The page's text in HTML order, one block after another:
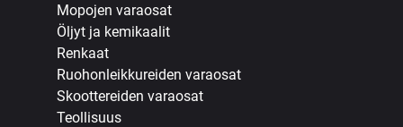
Mopojen varaosat
Öljyt ja kemikaalit
Renkaat
Ruohonleikkureiden varaosat
Skoottereiden varaosat
Teollisuus